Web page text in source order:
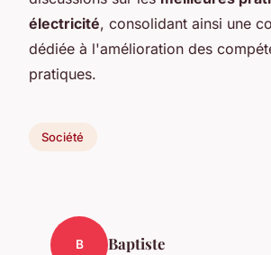
électricité, consolidant ainsi une
dédiée à l'amélioration des
pratiques.
Société
B Baptiste